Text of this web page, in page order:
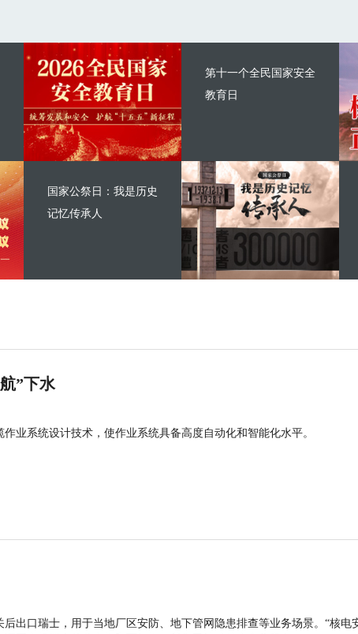
第十一个全民国家安全
教育日
国家公祭日：我是历史
记忆传承人
”下水
业系统设计技术，使作业系统具备高度自动化和智能化水平。
出口瑞士，用于当地厂区安防、地下管网隐患排查等业务场景。“核电